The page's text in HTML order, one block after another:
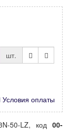
шт.
Условия оплаты
50-LZ, код 00-